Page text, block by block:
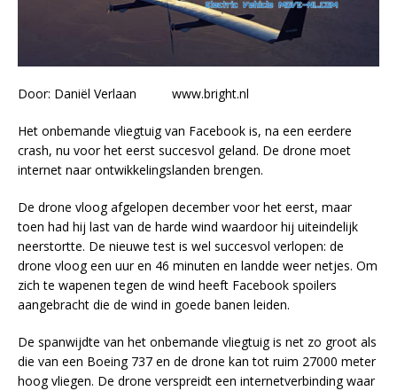
Door: Daniël Verlaan www.bright.nl
Het onbemande vliegtuig van Facebook is, na een eerdere
crash, nu voor het eerst succesvol geland. De drone moet
internet naar ontwikkelingslanden brengen.
De drone vloog afgelopen december voor het eerst, maar
toen had hij last van de harde wind waardoor hij uiteindelijk
neerstortte. De nieuwe test is wel succesvol verlopen: de
drone vloog een uur en 46 minuten en landde weer netjes. Om
zich te wapenen tegen de wind heeft Facebook spoilers
aangebracht die de wind in goede banen leiden.
De spanwijdte van het onbemande vliegtuig is net zo groot als
die van een Boeing 737 en de drone kan tot ruim 27000 meter
hoog vliegen. De drone verspreidt een internetverbinding waar